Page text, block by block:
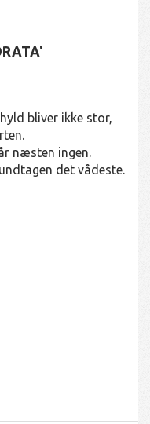
bliver ikke stor,
næsten ingen.
det vådeste.